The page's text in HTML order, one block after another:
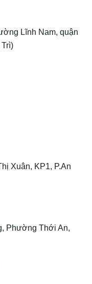
Lĩnh Nam, quận
Xuân, KP1, P.An
Phường Thới An,